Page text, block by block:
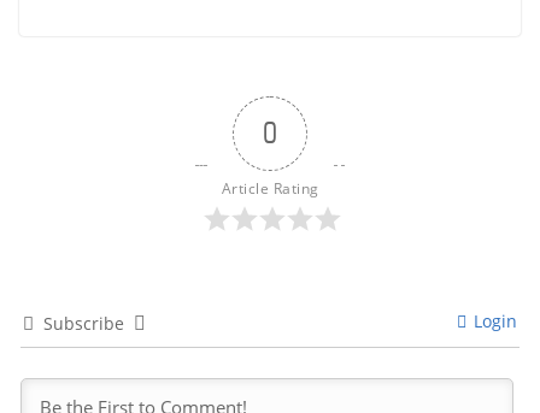
0
Article Rating
Subscribe Login